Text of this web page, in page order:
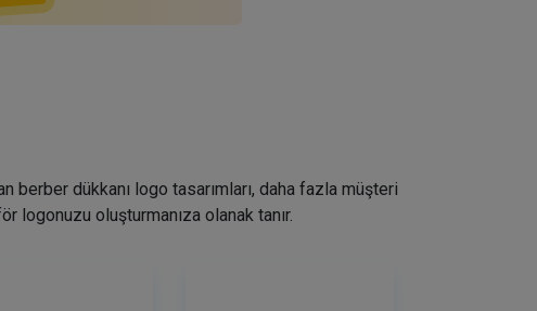
dükkanı logo tasarımları, daha fazla müşteri
logonuzu oluşturmanıza olanak tanır.